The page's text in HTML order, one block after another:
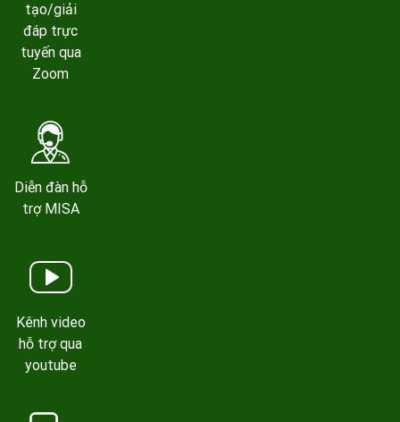
tạo/giải
đáp trực
tuyến qua
Zoom
Diễn đàn hỗ
trợ MISA
Kênh video
hỗ trợ qua
youtube